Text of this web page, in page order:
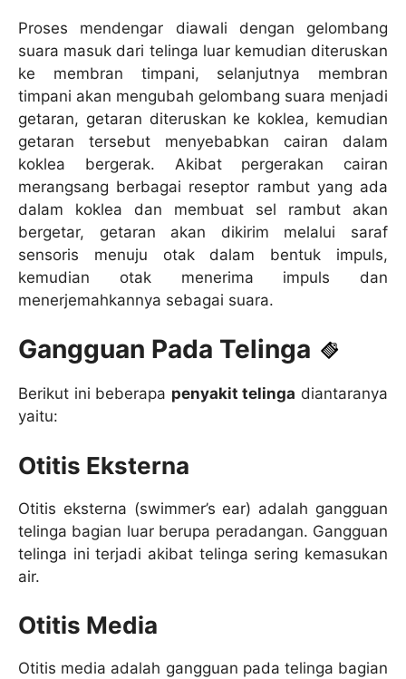
Proses mendengar diawali dengan gelombang
suara masuk dari telinga luar kemudian diteruskan
ke membran timpani, selanjutnya membran
timpani akan mengubah gelombang suara menjadi
getaran, getaran diteruskan ke koklea, kemudian
getaran tersebut menyebabkan cairan dalam
koklea bergerak. Akibat pergerakan cairan
merangsang berbagai reseptor rambut yang ada
dalam koklea dan membuat sel rambut akan
bergetar, getaran akan dikirim melalui saraf
sensoris menuju otak dalam bentuk impuls,
kemudian otak menerima impuls dan
menerjemahkannya sebagai suara.
Gangguan Pada Telinga
Berikut ini beberapa penyakit telinga diantaranya
yaitu:
Otitis Eksterna
Otitis eksterna (swimmer’s ear) adalah gangguan
telinga bagian luar berupa peradangan. Gangguan
telinga ini terjadi akibat telinga sering kemasukan
air.
Otitis Media
Otitis media adalah gangguan pada telinga bagian